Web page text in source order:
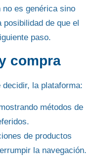
es genérica sino
posibilidad de que el
paso.
compra
la plataforma:
métodos de
de productos
la navegación.